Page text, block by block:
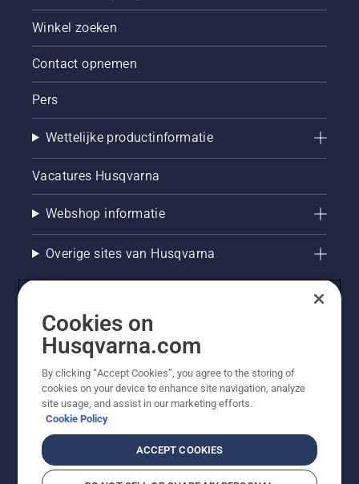
Winkel zoeken
Contact opnemen
Pers
Wettelijke productinformatie
Vacatures Husqvarna
Webshop informatie
Overige sites van Husqvarna
© Husqvarna AB (publ). Alle rechten voorbehouden. De
getoonde prijzen zijn consumentenadviesprijzen. Alle
vermelde prijzen zijn adviesverkoopprijzen (incl. BTW),
tenzij het product beschikbaar is voor directe aankoop.
Cookies on
Husqvarna.com
By clicking “Accept Cookies”, you agree to the storing of
cookies on your device to enhance site navigation, analyze
site usage, and assist in our marketing efforts.
Cookie Policy
ACCEPT COOKIES